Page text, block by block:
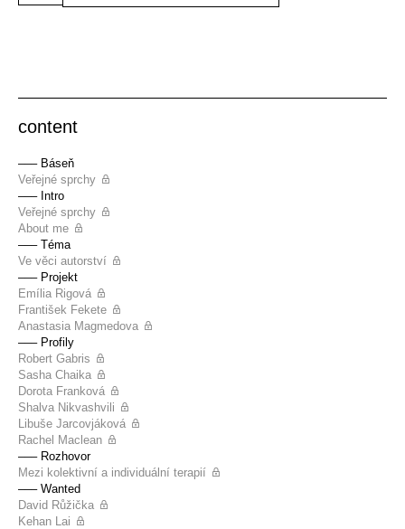
content
––– Báseň
Veřejné sprchy
––– Intro
Veřejné sprchy
About me
––– Téma
Ve věci autorství
––– Projekt
Emília Rigová
František Fekete
Anastasia Magmedova
––– Profily
Robert Gabris
Sasha Chaika
Dorota Franková
Shalva Nikvashvili
Libuše Jarcovjáková
Rachel Maclean
––– Rozhovor
Mezi kolektivní a individuální terapií
––– Wanted
David Růžička
Kehan Lai